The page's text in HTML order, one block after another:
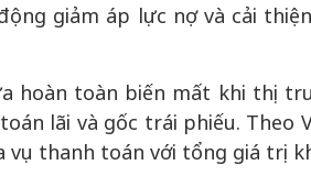
giảm áp lực nợ và cải
hoàn toàn biến mất khi thị
lãi và gốc trái phiếu. Theo
vụ thanh toán với tổng giá trị